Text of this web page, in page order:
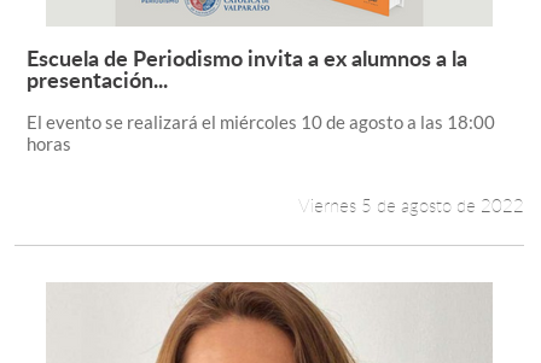
Leer más +
Escuela de Periodismo invita a ex alumnos a la
presentación...
El evento se realizará el miércoles 10 de agosto a las 18:00
horas
Viernes 5 de agosto de 2022